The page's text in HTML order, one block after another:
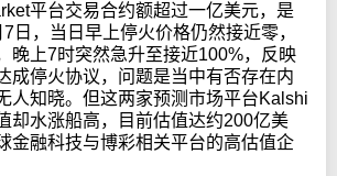
平台交易合约额超过一亿美元，是
日，当日早上停火价格仍然接近零，
晚上7时突然急升至接近100%，反映
成停火协议，问题是当中有否存在内
人知晓。但这两家预测市场平台Kalshi
却水涨船高，目前估值达约200亿美
金融科技与博彩相关平台的高估值企